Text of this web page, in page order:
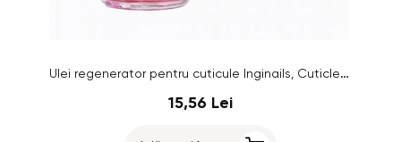
Ulei regenerator pentru cuticule Inginails, Cuticle Oil Raspberry, 15ml
15,56 Lei